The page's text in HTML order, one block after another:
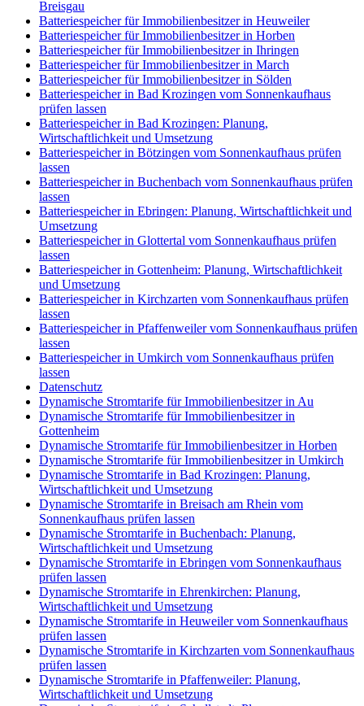
Breisgau
Batteriespeicher für Immobilienbesitzer in Heuweiler
Batteriespeicher für Immobilienbesitzer in Horben
Batteriespeicher für Immobilienbesitzer in Ihringen
Batteriespeicher für Immobilienbesitzer in March
Batteriespeicher für Immobilienbesitzer in Sölden
Batteriespeicher in Bad Krozingen vom Sonnenkaufhaus
prüfen lassen
Batteriespeicher in Bad Krozingen: Planung,
Wirtschaftlichkeit und Umsetzung
Batteriespeicher in Bötzingen vom Sonnenkaufhaus prüfen
lassen
Batteriespeicher in Buchenbach vom Sonnenkaufhaus prüfen
lassen
Batteriespeicher in Ebringen: Planung, Wirtschaftlichkeit und
Umsetzung
Batteriespeicher in Glottertal vom Sonnenkaufhaus prüfen
lassen
Batteriespeicher in Gottenheim: Planung, Wirtschaftlichkeit
und Umsetzung
Batteriespeicher in Kirchzarten vom Sonnenkaufhaus prüfen
lassen
Batteriespeicher in Pfaffenweiler vom Sonnenkaufhaus prüfen
lassen
Batteriespeicher in Umkirch vom Sonnenkaufhaus prüfen
lassen
Datenschutz
Dynamische Stromtarife für Immobilienbesitzer in Au
Dynamische Stromtarife für Immobilienbesitzer in
Gottenheim
Dynamische Stromtarife für Immobilienbesitzer in Horben
Dynamische Stromtarife für Immobilienbesitzer in Umkirch
Dynamische Stromtarife in Bad Krozingen: Planung,
Wirtschaftlichkeit und Umsetzung
Dynamische Stromtarife in Breisach am Rhein vom
Sonnenkaufhaus prüfen lassen
Dynamische Stromtarife in Buchenbach: Planung,
Wirtschaftlichkeit und Umsetzung
Dynamische Stromtarife in Ebringen vom Sonnenkaufhaus
prüfen lassen
Dynamische Stromtarife in Ehrenkirchen: Planung,
Wirtschaftlichkeit und Umsetzung
Dynamische Stromtarife in Heuweiler vom Sonnenkaufhaus
prüfen lassen
Dynamische Stromtarife in Kirchzarten vom Sonnenkaufhaus
prüfen lassen
Dynamische Stromtarife in Pfaffenweiler: Planung,
Wirtschaftlichkeit und Umsetzung